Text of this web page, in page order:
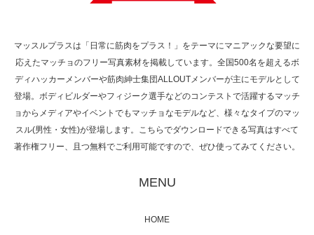
た（6/8放送）
マッスルプラスは「日常に筋肉をプラス！」をテーマにマニアックな要望に
応えたマッチョのフリー写真素材を掲載しています。全国500名を超えるボ
ディハッカーメンバーや筋肉紳士集団ALLOUTメンバーが主にモデルとして
登場。ボディビルダーやフィジーク選手などのコンテストで活躍するマッチ
ョからメディアやイベントでもマッチョなモデルなど、様々なタイプのマッ
スル(男性・女性)が登場します。こちらでダウンロードできる写真はすべて
著作権フリー、且つ無料でご利用可能ですので、ぜひ使ってみてください。
MENU
HOME